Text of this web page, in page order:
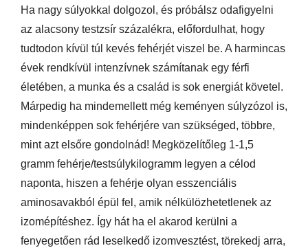
Ha nagy súlyokkal dolgozol, és próbálsz odafigyelni
az alacsony testzsír százalékra, előfordulhat, hogy
tudtodon kívül túl kevés fehérjét viszel be. A harmincas
évek rendkívül intenzívnek számítanak egy férfi
életében, a munka és a család is sok energiát követel.
Márpedig ha mindemellett még keményen súlyzózol is,
mindenképpen sok fehérjére van szükséged, többre,
mint azt elsőre gondolnád! Megközelítőleg 1-1,5
gramm fehérje/testsúlykilogramm legyen a célod
naponta, hiszen a fehérje olyan esszenciális
aminosavakból épül fel, amik nélkülözhetetlenek az
izomépítéshez. Így hát ha el akarod kerülni a
fenyegetően rád leselkedő izomvesztést, törekedj arra,